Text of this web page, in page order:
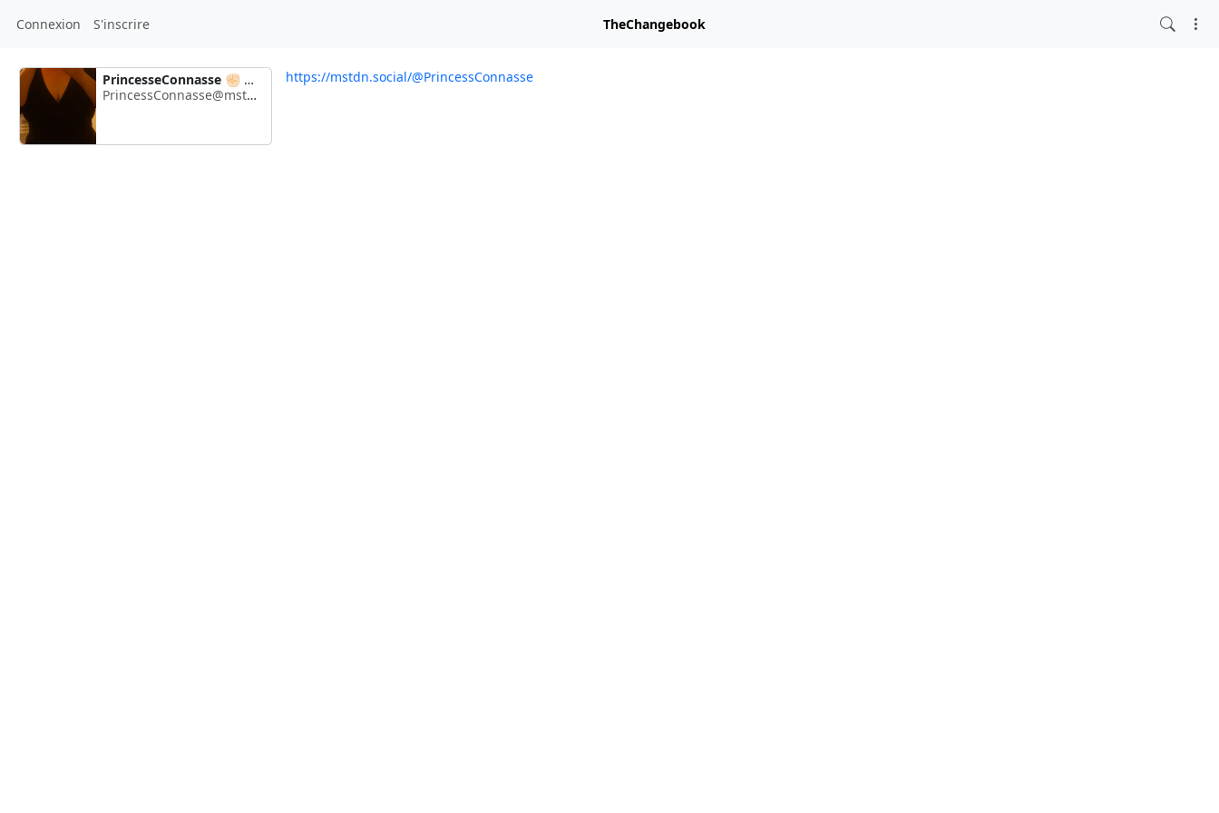
Connexion S'inscrire TheChangebook
PrincesseConnasse ✊🏻 🚩⩜⃝
PrincessConnasse@mstdn.social
https://mstdn.social/@PrincessConnasse